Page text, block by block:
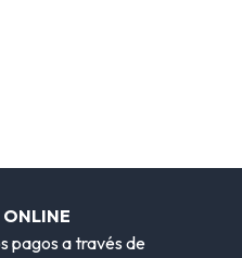
ONLINE
pagos a través de